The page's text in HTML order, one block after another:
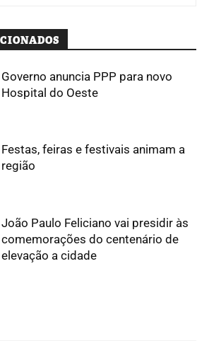
Governo anuncia PPP para novo
Hospital do Oeste
Festas, feiras e festivais animam a
região
João Paulo Feliciano vai presidir às
comemorações do centenário de
elevação a cidade